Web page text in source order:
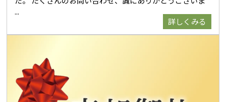
詳しくみる